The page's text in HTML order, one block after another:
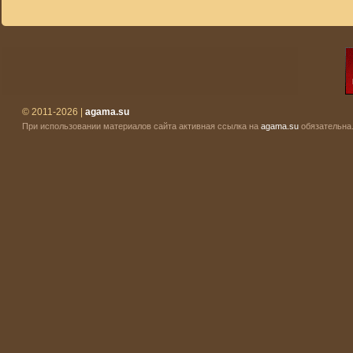
© 2011-2026 | agama.su
При использовании материалов сайта активная ссылка на agama.su обязательна.